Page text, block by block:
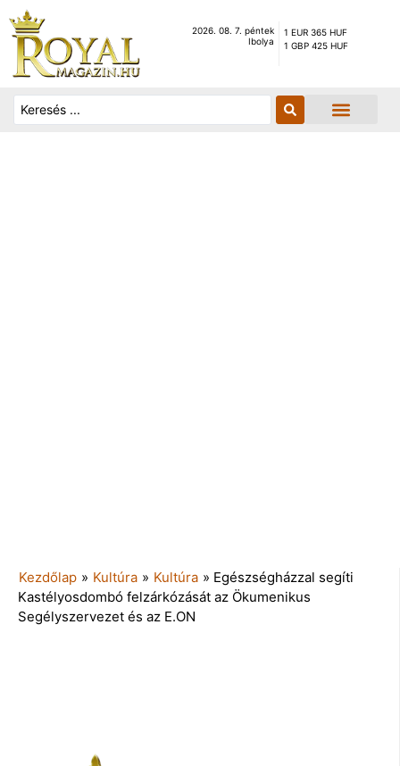
2026. 08. 7. péntek
Ibolya
1 EUR 365 HUF
1 GBP 425 HUF
Kezdőlap » Kultúra » Kultúra » Egészségházzal segíti
Kastélyosdombó felzárkózását az Ökumenikus
Segélyszervezet és az E.ON